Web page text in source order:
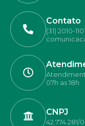
Contato
(31) 2010-1101
07h as 18h
CNPJ
42.774.281/